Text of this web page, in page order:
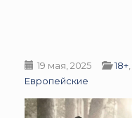
19 мая, 2025 18+,
Европейские